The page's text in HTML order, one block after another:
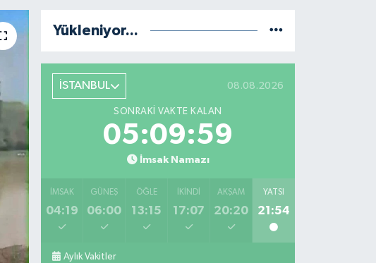
Yükleniyor...
İSTANBUL 08.08.2026
SONRAKI VAKTE KALAN
05:09:58
İmsak Namazı
İMSAK
04:19
GÜNEŞ
06:00
ÖĞLE
13:15
İKINDI
17:07
AKŞAM
20:20
YATSI
21:54
Aylık Vakitler